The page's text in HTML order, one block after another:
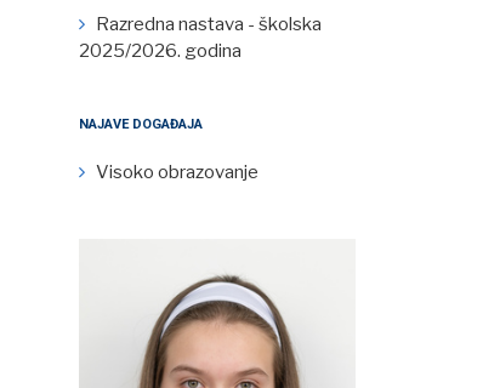
Razredna nastava - školska
2025/2026. godina
NAJAVE DOGAĐAJA
Visoko obrazovanje